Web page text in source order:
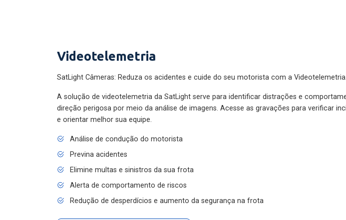
Videotelemetria
SatLight Câmeras: Reduza os acidentes e cuide do seu motorista com a Videotelemetria.
A solução de videotelemetria da SatLight serve para identificar distrações e
direção perigosa por meio da análise de imagens. Acesse as gravações para verificar
e orientar melhor sua equipe.
Análise de condução do motorista
Previna acidentes
Elimine multas e sinistros da sua frota
Alerta de comportamento de riscos
Redução de desperdícios e aumento da segurança na frota